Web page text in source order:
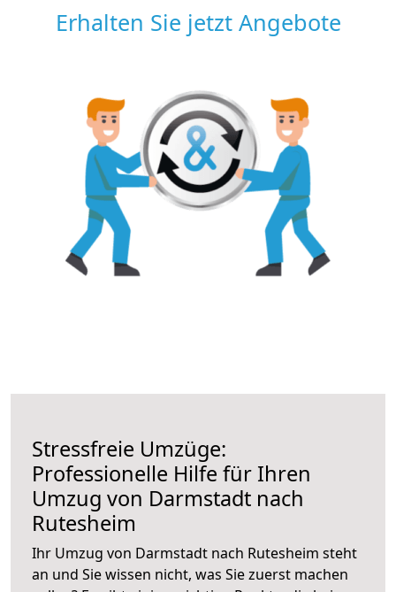
Erhalten Sie jetzt Angebote
Stressfreie Umzüge:
Professionelle Hilfe für Ihren
Umzug von Darmstadt nach
Rutesheim
Ihr Umzug von Darmstadt nach Rutesheim steht
an und Sie wissen nicht, was Sie zuerst machen